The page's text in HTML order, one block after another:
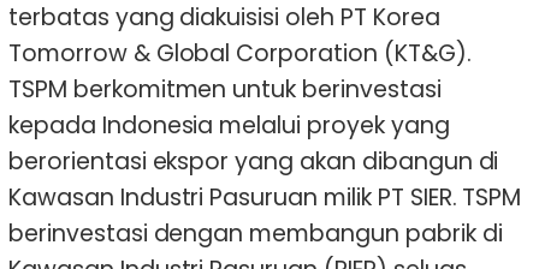
terbatas yang diakuisisi oleh PT Korea
Tomorrow & Global Corporation (KT&G).
TSPM berkomitmen untuk berinvestasi
kepada Indonesia melalui proyek yang
berorientasi ekspor yang akan dibangun di
Kawasan Industri Pasuruan milik PT SIER. TSPM
berinvestasi dengan membangun pabrik di